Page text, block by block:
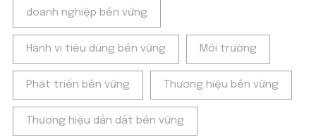
doanh nghiệp bền vững
Hành vi tiêu dùng bền vững Môi trường
Phát triển bền vững Thương hiệu bền vững
Thương hiệu dẫn dắt bền vững